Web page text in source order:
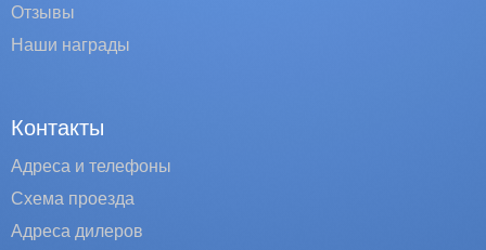
Отзывы
Наши награды
Контакты
Адреса и телефоны
Схема проезда
Адреса дилеров